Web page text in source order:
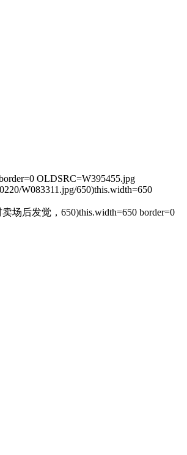
OLDSRC=W395455.jpg
W083311.jpg/650)this.width=650
场后发觉，650)this.width=650 border=0